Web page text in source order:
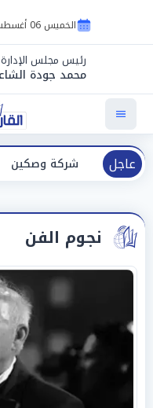
الخميس 06 أغسطس 2026
رئيس مجلس الإدارة
محمد جودة
عاجل
نجوم الفن